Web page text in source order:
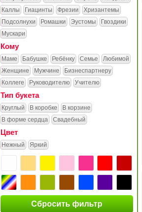
Каллы
Гиацинты Фрезии
Хризантемы
Подсолнухи
Ромашки Эустомы
Гвоздики
Мускари
Кому
Маме Бабушке Ребёнку Семье
Любимой
Женщине
Мужчине
Бизнеспартнеру
Коллеге
Руководителю Учителю
Тип букета
Круглый В коробке
В корзине
В форме сердца
Свадебный
Цвет
Нежный Яркий
Сбросить фильтр